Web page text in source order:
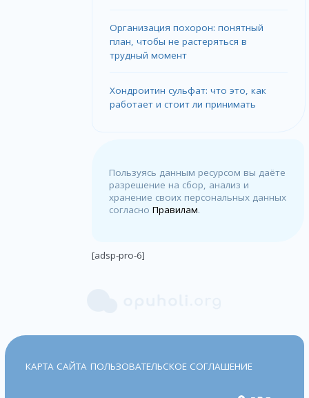
Организация похорон: понятный
план, чтобы не растеряться в
трудный момент
Хондроитин сульфат: что это, как
работает и стоит ли принимать
Пользуясь данным ресурсом вы даёте
разрешение на сбор, анализ и
хранение своих персональных данных
согласноПравилам.
[adsp-pro-6]
КАРТА САЙТА ПОЛЬЗОВАТЕЛЬСКОЕ СОГЛАШЕНИЕ